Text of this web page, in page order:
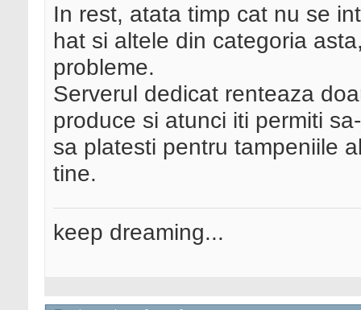
In rest, atata timp cat nu se
hat si altele din categoria
probleme.
Serverul dedicat renteaza
produce si atunci iti permiti
sa platesti pentru tampeniile
tine.
keep dreaming...